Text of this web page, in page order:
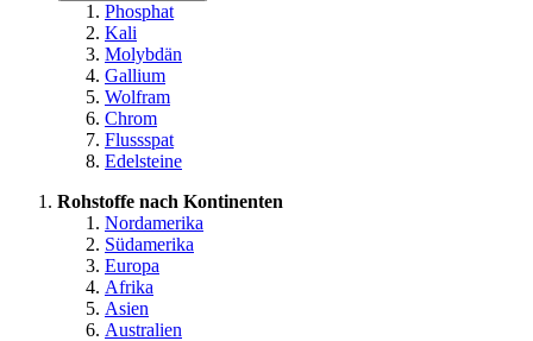
Phosphat
Kali
Molybdän
Gallium
Wolfram
Chrom
Flussspat
Edelsteine
Rohstoffe nach Kontinenten
Nordamerika
Südamerika
Europa
Afrika
Asien
Australien